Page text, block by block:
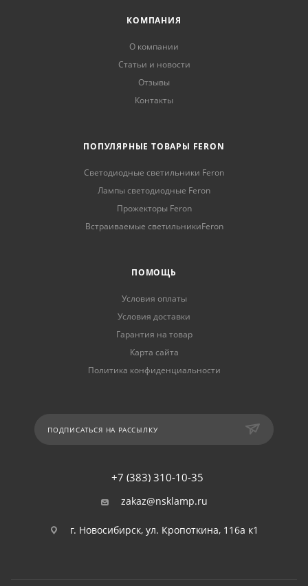
КОМПАНИЯ
О компании
Статьи и новости
Отзывы
Контакты
ПОПУЛЯРНЫЕ ТОВАРЫ FERON
Светодиодные светильники Feron
Лампы светодиодные Feron
Прожекторы Feron
Встраиваемые светильникиFeron
ПОМОЩЬ
Условия оплаты
Условия доставки
Гарантия на товар
Карта сайта
Политика конфиденциальности
ПОДПИСАТЬСЯ НА РАССЫЛКУ
+7 (383) 310-10-35
zakaz@nsklamp.ru
г. Новосибирск, ул. Кропоткина, 116а к1